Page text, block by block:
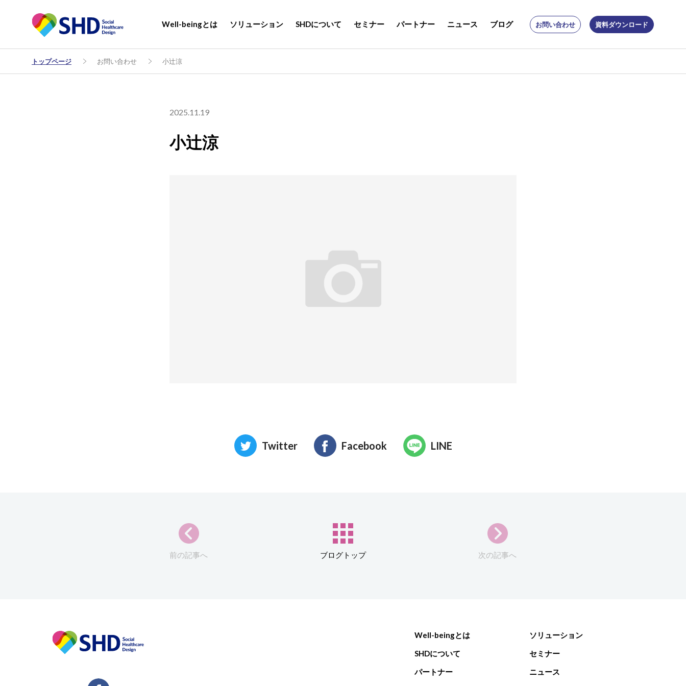
Well-beingとは ソリューション SHDについて セミナー パートナー ニュース ブログ お問い合わせ 資料ダウンロード
トップページ お問い合わせ 小辻涼
2025.11.19
小辻涼
Twitter Facebook LINE
前の記事へ ブログトップ 次の記事へ
Well-beingとは
ソリューション
SHDについて
セミナー
パートナー
ニュース